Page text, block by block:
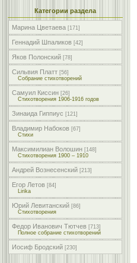
Категории раздела
Марина Цветаева [171]
Геннадий Шпаликов [42]
Яков Полонский [78]
Сильвия Платт [56]
Собрание стихотворений
Самуил Киссин [26]
Стихотворения 1906-1916 годов
Зинаида Гиппиус [121]
Владимир Набоков [67]
Стихи
Максимилиан Волошин [148]
Стихотворения 1900 – 1910
Андрей Вознесенский [213]
Егор Летов [84]
Lirika
Юрий Левитанский [86]
Стихотворения
Федор Иванович Тютчев [713]
Полное собрание стихотворений
Иосиф Бродский [230]